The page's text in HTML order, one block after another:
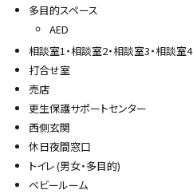
多目的スペース
AED
相談室1・相談室2・相談室3・相談室4
打合せ室
売店
更生保護サポートセンター
西側玄関
休日夜間窓口
トイレ (男女・多目的)
ベビールーム